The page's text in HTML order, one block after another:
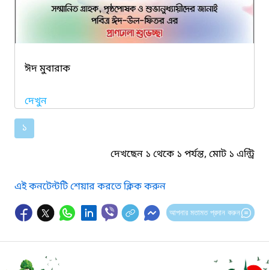
ঈদ মুবারাক
দেখুন
১
দেখছেন ১ থেকে ১ পর্যন্ত, মোট ১ এন্ট্রি
এই কনটেন্টটি শেয়ার করতে ক্লিক করুন
আপনার মতামত প্রদান করুন